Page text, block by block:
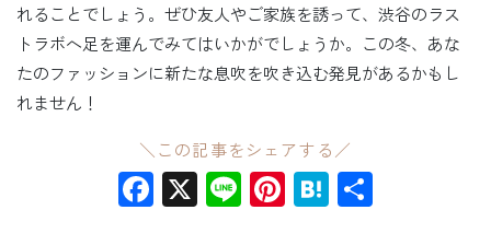
れることでしょう。ぜひ友人やご家族を誘って、渋谷のラス
トラボへ足を運んでみてはいかがでしょうか。この冬、あな
たのファッションに新たな息吹を吹き込む発見があるかもし
れません！
＼この記事をシェアする／
Facebook
X LinePinterest
Hatena